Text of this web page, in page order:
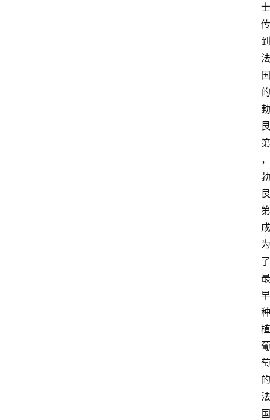
士
传
到
法
国
的
勃
艮
第
，
勃
艮
第
成
为
了
最
早
种
植
葡
萄
的
法
国